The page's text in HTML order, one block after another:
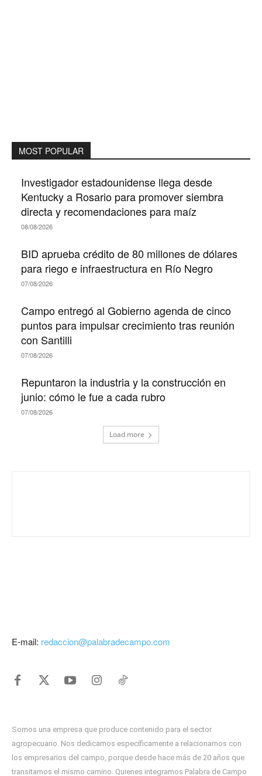
MOST POPULAR
Investigador estadounidense llega desde
Kentucky a Rosario para promover siembra
directa y recomendaciones para maíz
08/08/2026
BID aprueba crédito de 80 millones de dólares
para riego e infraestructura en Río Negro
07/08/2026
Campo entregó al Gobierno agenda de cinco
puntos para impulsar crecimiento tras reunión
con Santilli
07/08/2026
Repuntaron la industria y la construcción en
junio: cómo le fue a cada rubro
07/08/2026
Load more
E-mail: redaccion@palabradecampo.com
Somos una empresa que produce contenido para el sector
agropecuario. Nos dedicamos específicamente a relacionarnos con
los empresarios del campo, porque desde hace más de 20 años que
transitamos el mismo camino. Quienes integramos Palabra de Campo